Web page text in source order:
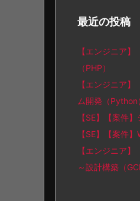
最近の投稿
【エンジニア
（PHP）
【エンジニア
ム開発（Python
【SE】【案件
【SE】【案件
【エンジニア
～設計構築（